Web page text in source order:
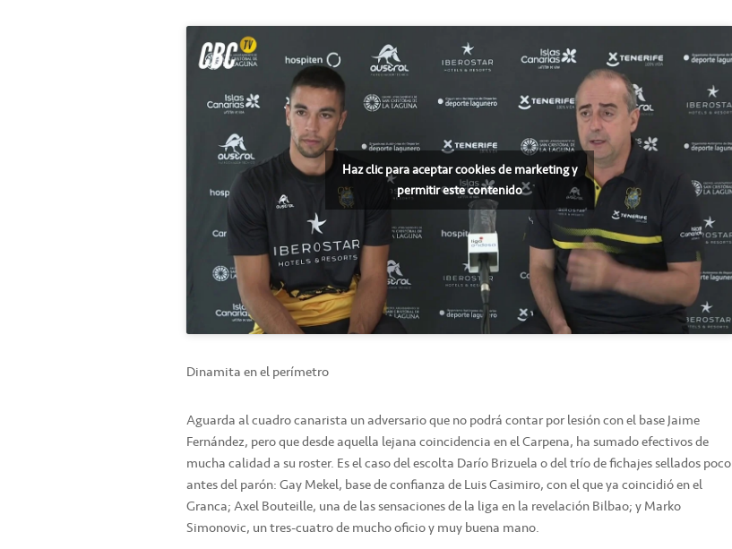
Haz clic para aceptar cookies de marketing y
permitir este contenido
Dinamita en el perímetro
Aguarda al cuadro canarista un adversario que no podrá contar por lesión con el base Jaime
Fernández, pero que desde aquella lejana coincidencia en el Carpena, ha sumado efectivos de
mucha calidad a su roster. Es el caso del escolta Darío Brizuela o del trío de fichajes sellados poco
antes del parón: Gay Mekel, base de confianza de Luis Casimiro, con el que ya coincidió en el
Granca; Axel Bouteille, una de las sensaciones de la liga en la revelación Bilbao; y Marko
Simonovic, un tres-cuatro de mucho oficio y muy buena mano.